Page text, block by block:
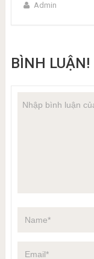
Admin
BÌNH LUẬN!